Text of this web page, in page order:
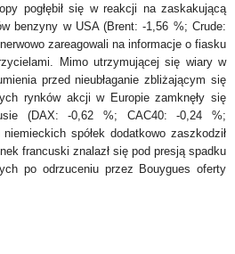
pogłębił się w reakcji na zaskakującą
benzyny w USA (Brent: -1,56 %; Crude:
zareagowali na informacje o fiasku
Mimo utrzymującej się wiary w
przed nieubłaganie zbliżającym się
rynków akcji w Europie zamknęły się
(DAX: -0,62 %; CAC40: -0,24 %;
spółek dodatkowo zaszkodził
francuski znalazł się pod presją spadku
po odrzuceniu przez Bouygues oferty